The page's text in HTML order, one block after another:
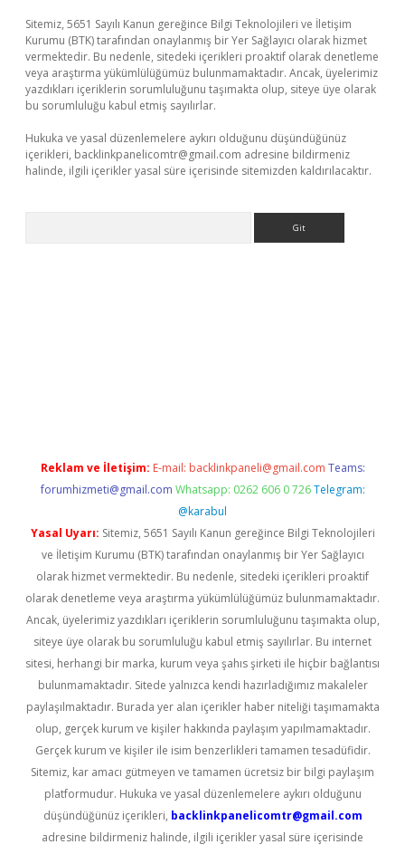
Sitemiz, 5651 Sayılı Kanun gereğince Bilgi Teknolojileri ve İletişim
Kurumu (BTK) tarafından onaylanmış bir Yer Sağlayıcı olarak hizmet
vermektedir. Bu nedenle, sitedeki içerikleri proaktif olarak denetleme
veya araştırma yükümlülüğümüz bulunmamaktadır. Ancak, üyelerimiz
yazdıkları içeriklerin sorumluluğunu taşımakta olup, siteye üye olarak
bu sorumluluğu kabul etmiş sayılırlar.
Hukuka ve yasal düzenlemelere aykırı olduğunu düşündüğünüz
içerikleri, backlinkpanelicomtr@gmail.com adresine bildirmeniz
halinde, ilgili içerikler yasal süre içerisinde sitemizden kaldırılacaktır.
Reklam ve İletişim: E-mail: backlinkpaneli@gmail.com Teams:
forumhizmeti@gmail.com Whatsapp: 0262 606 0 726 Telegram:
@karabul
Yasal Uyarı: Sitemiz, 5651 Sayılı Kanun gereğince Bilgi Teknolojileri
ve İletişim Kurumu (BTK) tarafından onaylanmış bir Yer Sağlayıcı
olarak hizmet vermektedir. Bu nedenle, sitedeki içerikleri proaktif
olarak denetleme veya araştırma yükümlülüğümüz bulunmamaktadır.
Ancak, üyelerimiz yazdıkları içeriklerin sorumluluğunu taşımakta olup,
siteye üye olarak bu sorumluluğu kabul etmiş sayılırlar. Bu internet
sitesi, herhangi bir marka, kurum veya şahıs şirketi ile hiçbir bağlantısı
bulunmamaktadır. Sitede yalnızca kendi hazırladığımız makaleler
paylaşılmaktadır. Burada yer alan içerikler haber niteliği taşımamakta
olup, gerçek kurum ve kişiler hakkında paylaşım yapılmamaktadır.
Gerçek kurum ve kişiler ile isim benzerlikleri tamamen tesadüfidir.
Sitemiz, kar amacı gütmeyen ve tamamen ücretsiz bir bilgi paylaşım
platformudur. Hukuka ve yasal düzenlemelere aykırı olduğunu
düşündüğünüz içerikleri, backlinkpanelicomtr@gmail.com
adresine bildirmeniz halinde, ilgili içerikler yasal süre içerisinde